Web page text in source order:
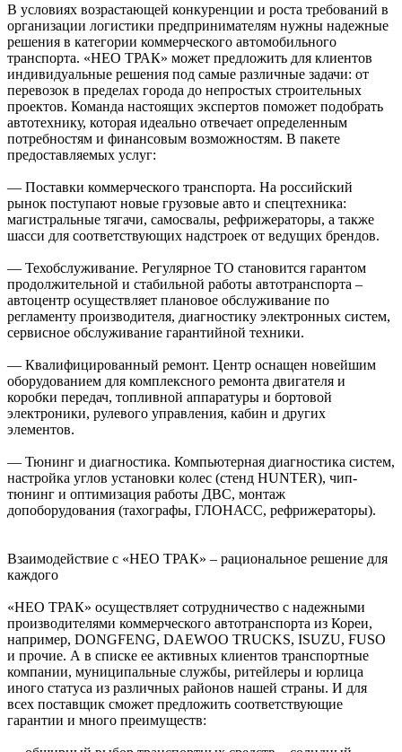
В условиях возрастающей конкуренции и роста требований в
организации логистики предпринимателям нужны надежные
решения в категории коммерческого автомобильного
транспорта. «НЕО ТРАК» может предложить для клиентов
индивидуальные решения под самые различные задачи: от
перевозок в пределах города до непростых строительных
проектов. Команда настоящих экспертов поможет подобрать
автотехнику, которая идеально отвечает определенным
потребностям и финансовым возможностям. В пакете
предоставляемых услуг:
— Поставки коммерческого транспорта. На российский
рынок поступают новые грузовые авто и спецтехника:
магистральные тягачи, самосвалы, рефрижераторы, а также
шасси для соответствующих надстроек от ведущих брендов.
— Техобслуживание. Регулярное ТО становится гарантом
продолжительной и стабильной работы автотранспорта –
автоцентр осуществляет плановое обслуживание по
регламенту производителя, диагностику электронных систем,
сервисное обслуживание гарантийной техники.
— Квалифицированный ремонт. Центр оснащен новейшим
оборудованием для комплексного ремонта двигателя и
коробки передач, топливной аппаратуры и бортовой
электроники, рулевого управления, кабин и других
элементов.
— Тюнинг и диагностика. Компьютерная диагностика систем,
настройка углов установки колес (стенд HUNTER), чип-
тюнинг и оптимизация работы ДВС, монтаж
допоборудования (тахографы, ГЛОНАСС, рефрижераторы).
Взаимодействие с «НЕО ТРАК» – рациональное решение для
каждого
«НЕО ТРАК» осуществляет сотрудничество с надежными
производителями коммерческого автотранспорта из Кореи,
например, DONGFENG, DAEWOO TRUCKS, ISUZU, FUSO
и прочие. А в списке ее активных клиентов транспортные
компании, муниципальные службы, ритейлеры и юрлица
иного статуса из различных районов нашей страны. И для
всех поставщик сможет предложить соответствующие
гарантии и много преимуществ: